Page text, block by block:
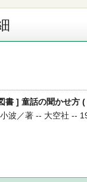
書 ] 童話の聞かせ方
波／著 -- 大空社 --